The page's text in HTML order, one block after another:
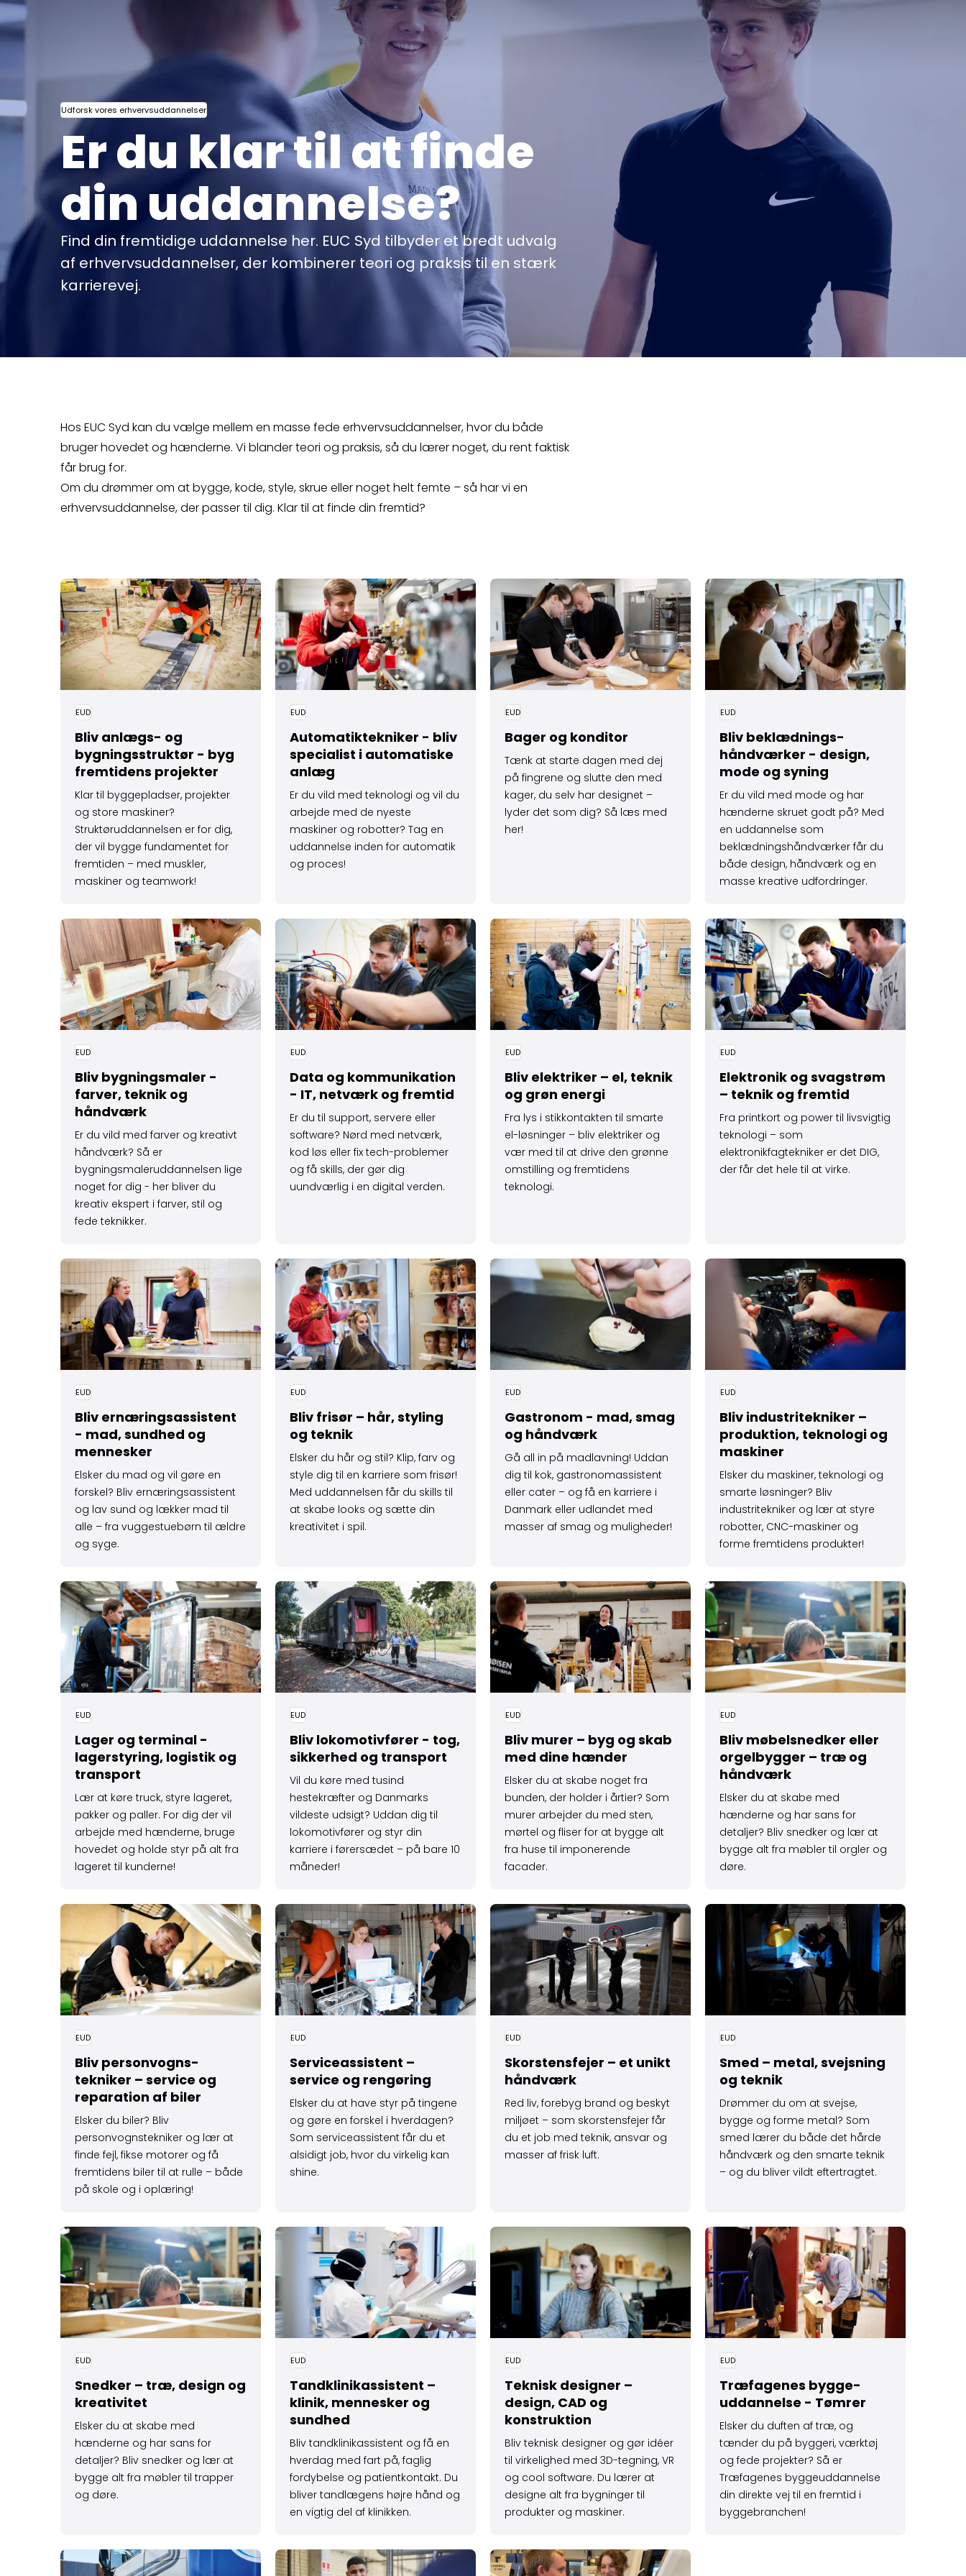
Udforsk vores erhvervsuddannelser
Er du klar til at finde
din uddannelse?
Find din fremtidige uddannelse her. EUC Syd tilbyder et bredt udvalg
af erhvervsuddannelser, der kombinerer teori og praksis til en stærk
karrierevej.
Hos EUC Syd kan du vælge mellem en masse fede erhvervsuddannelser, hvor du både
bruger hovedet og hænderne. Vi blander teori og praksis, så du lærer noget, du rent faktisk
får brug for.
Om du drømmer om at bygge, kode, style, skrue eller noget helt femte – så har vi en
erhvervsuddannelse, der passer til dig. Klar til at finde din fremtid?
Læs mere om Bliv anlægs- og bygningsstruktør - byg fremtidens projekter
EUD
Bliv anlægs- og
bygningsstruktør - byg
fremtidens projekter
Klar til byggepladser, projekter
og store maskiner?
Struktøruddannelsen er for dig,
der vil bygge fundamentet for
fremtiden – med muskler,
maskiner og teamwork!
Læs mere om Automatiktekniker - bliv specialist i automatiske anlæg
EUD
Automatiktekniker - bliv
specialist i automatiske
anlæg
Er du vild med teknologi og vil du
arbejde med de nyeste
maskiner og robotter? Tag en
uddannelse inden for automatik
og proces!
Læs mere om Bager og konditor
EUD
Bager og konditor
Tænk at starte dagen med dej
på fingrene og slutte den med
kager, du selv har designet –
lyder det som dig? Så læs med
her!
Læs mere om Bliv beklædnings­håndværker -
EUD
Bliv beklædnings­
håndværker - design,
mode og syning
Er du vild med mode og har
hænderne skruet godt på? Med
en uddannelse som
beklædningshåndværker får du
både design, håndværk og en
masse kreative udfordringer.
Læs mere om Bliv bygnings­maler - farver, teknik og håndværk
EUD
Bliv bygnings­maler -
farver, teknik og
håndværk
Er du vild med farver og kreativt
håndværk? Så er
bygningsmaleruddannelsen lige
noget for dig - her bliver du
kreativ ekspert i farver, stil og
fede teknikker.
Læs mere om Data og kommuni­kation - IT, netværk og fremtid
EUD
Data og kommuni­kation
- IT, netværk og fremtid
Er du til support, servere eller
software? Nørd med netværk,
kod løs eller fix tech-problemer
og få skills, der gør dig
uundværlig i en digital verden.
Læs mere om Bliv elektriker – el, teknik og grøn energi
EUD
Bliv elektriker – el, teknik
og grøn energi
Fra lys i stikkontakten til smarte
el-løsninger – bliv elektriker og
vær med til at drive den grønne
omstilling og fremtidens
teknologi.
Læs mere om Elektronik og svagstrøm –
EUD
Elektronik og svagstrøm
– teknik og fremtid
Fra printkort og power til livsvigtig
teknologi – som
elektronikfagtekniker er det DIG,
der får det hele til at virke.
Læs mere om Bliv ernærings­assistent - mad, sundhed og mennesker
EUD
Bliv ernærings­assistent
- mad, sundhed og
mennesker
Elsker du mad og vil gøre en
forskel? Bliv ernæringsassistent
og lav sund og lækker mad til
alle – fra vuggestuebørn til ældre
og syge.
Læs mere om Bliv frisør – hår, styling og teknik
EUD
Bliv frisør – hår, styling
og teknik
Elsker du hår og stil? Klip, farv og
style dig til en karriere som frisør!
Med uddannelsen får du skills til
at skabe looks og sætte din
kreativitet i spil.
Læs mere om Gastronom - mad, smag og håndværk
EUD
Gastronom - mad, smag
og håndværk
Gå all in på madlavning! Uddan
dig til kok, gastronomassistent
eller cater – og få en karriere i
Danmark eller udlandet med
masser af smag og muligheder!
Læs mere om Bliv industri­tekniker –
EUD
Bliv industri­tekniker –
produktion, teknologi og
maskiner
Elsker du maskiner, teknologi og
smarte løsninger? Bliv
industritekniker og lær at styre
robotter, CNC-maskiner og
forme fremtidens produkter!
Læs mere om Lager og terminal - lagerstyring, logistik og transport
EUD
Lager og terminal -
lagerstyring, logistik og
transport
Lær at køre truck, styre lageret,
pakker og paller. For dig der vil
arbejde med hænderne, bruge
hovedet og holde styr på alt fra
lageret til kunderne!
Læs mere om Bliv lokomotiv­fører - tog, sikkerhed og transport
EUD
Bliv lokomotiv­fører - tog,
sikkerhed og transport
Vil du køre med tusind
hestekræfter og Danmarks
vildeste udsigt? Uddan dig til
lokomotivfører og styr din
karriere i førersædet – på bare 10
måneder!
Læs mere om Bliv murer – byg og skab med dine hænder
EUD
Bliv murer – byg og skab
med dine hænder
Elsker du at skabe noget fra
bunden, der holder i årtier? Som
murer arbejder du med sten,
mørtel og fliser for at bygge alt
fra huse til imponerende
facader.
Læs mere om Bliv møbelsnedker eller
EUD
Bliv møbelsnedker eller
orgelbygger – træ og
håndværk
Elsker du at skabe med
hænderne og har sans for
detaljer? Bliv snedker og lær at
bygge alt fra møbler til orgler og
døre.
Læs mere om Bliv personvogns­tekniker – service og reparation af biler
EUD
Bliv personvogns­
tekniker – service og
reparation af biler
Elsker du biler? Bliv
personvognstekniker og lær at
finde fejl, fikse motorer og få
fremtidens biler til at rulle – både
på skole og i oplæring!
Læs mere om Service­assistent – service og rengøring
EUD
Service­assistent –
service og rengøring
Elsker du at have styr på tingene
og gøre en forskel i hverdagen?
Som serviceassistent får du et
alsidigt job, hvor du virkelig kan
shine.
Læs mere om Skorstensfejer – et unikt håndværk
EUD
Skorstensfejer – et unikt
håndværk
Red liv, forebyg brand og beskyt
miljøet – som skorstensfejer får
du et job med teknik, ansvar og
masser af frisk luft.
Læs mere om Smed – metal, svejsning og
EUD
Smed – metal, svejsning
og teknik
Drømmer du om at svejse,
bygge og forme metal? Som
smed lærer du både det hårde
håndværk og den smarte teknik
– og du bliver vildt eftertragtet.
Læs mere om Snedker – træ, design og kreativitet
EUD
Snedker – træ, design og
kreativitet
Elsker du at skabe med
hænderne og har sans for
detaljer? Bliv snedker og lær at
bygge alt fra møbler til trapper
og døre.
Læs mere om Tandklinik­assistent – klinik, mennesker og sundhed
EUD
Tandklinik­assistent –
klinik, mennesker og
sundhed
Bliv tandklinikassistent og få en
hverdag med fart på, faglig
fordybelse og patientkontakt. Du
bliver tandlægens højre hånd og
en vigtig del af klinikken.
Læs mere om Teknisk designer – design, CAD og konstruktion
EUD
Teknisk designer –
design, CAD og
konstruktion
Bliv teknisk designer og gør idéer
til virkelighed med 3D-tegning, VR
og cool software. Du lærer at
designe alt fra bygninger til
produkter og maskiner.
Læs mere om Træfagenes
EUD
Træfagenes bygge­
uddannelse - Tømrer
Elsker du duften af træ, og
tænder du på byggeri, værktøj
og fede projekter? Så er
Træfagenes byggeuddannelse
din direkte vej til en fremtid i
byggebranchen!
Læs mere om Bliv chauffør – uddannelse i vejgodstransportLæs mere om VVS-energiuddannelsen - teknik og grøn energiLæs mere om Værktøjs­uddannelsen - præcision og teknik i industrien